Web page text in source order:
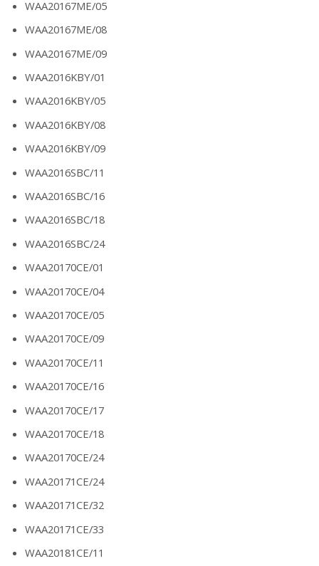
WAA20167ME/05
WAA20167ME/08
WAA20167ME/09
WAA2016KBY/01
WAA2016KBY/05
WAA2016KBY/08
WAA2016KBY/09
WAA2016SBC/11
WAA2016SBC/16
WAA2016SBC/18
WAA2016SBC/24
WAA20170CE/01
WAA20170CE/04
WAA20170CE/05
WAA20170CE/09
WAA20170CE/11
WAA20170CE/16
WAA20170CE/17
WAA20170CE/18
WAA20170CE/24
WAA20171CE/24
WAA20171CE/32
WAA20171CE/33
WAA20181CE/11